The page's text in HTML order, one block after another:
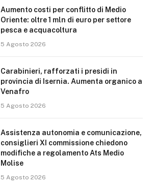
Aumento costi per conflitto di Medio
Oriente: oltre 1 mln di euro per settore
pesca e acquacoltura
5 Agosto 2026
Carabinieri, rafforzati i presidi in
provincia di Isernia. Aumenta organico a
Venafro
5 Agosto 2026
Assistenza autonomia e comunicazione,
consiglieri XI commissione chiedono
modifiche a regolamento Ats Medio
Molise
5 Agosto 2026